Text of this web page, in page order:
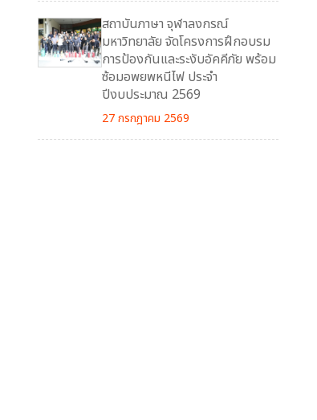
สถาบันภาษา จุฬาลงกรณ์
มหาวิทยาลัย จัดโครงการฝึกอบรม
การป้องกันและระงับอัคคีภัย พร้อม
ซ้อมอพยพหนีไฟ ประจำ
ปีงบประมาณ 2569
27 กรกฎาคม 2569